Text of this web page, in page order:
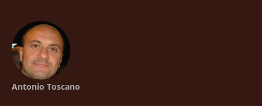
Antonio Toscano